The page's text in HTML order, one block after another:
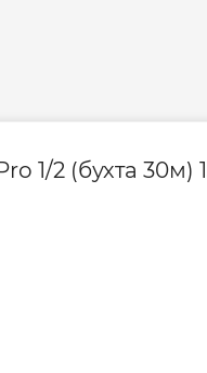
2 (бухта 30м)